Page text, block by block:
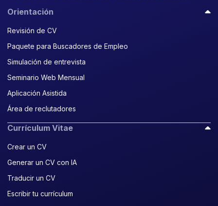
Orientación
Revisión de CV
Paquete para Buscadores de Empleo
Simulación de entrevista
Seminario Web Mensual
Aplicación Asistida
Área de reclutadores
Currículum Vitae
Crear un CV
Generar un CV con IA
Traducir un CV
Escribir tu currículum